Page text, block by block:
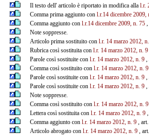
Il testo dell' articolo è riportato in modifica alla l.r.
Comma prima aggiunto con l.r.14 dicembre 2009,
Comma aggiunto con l.r.14 dicembre 2009, n. 75,
Note soppresse.
Articolo prima sostituito con l.r. 14 marzo 2012,
Rubrica così sostituita con l.r. 14 marzo 2012, n. 9
Parole così sostituite con l.r. 14 marzo 2012, n. 9,
Comma così sostituito con l.r. 14 marzo 2012, n. 9
Parole così sostituite con l.r. 14 marzo 2012, n. 9,
Parole così sostituite con l.r. 14 marzo 2012, n. 9,
Note soppresse.
Comma così sostituito con l.r. 14 marzo 2012, n. 9
Lettera così sostituita con l.r. 14 marzo 2012, n. 9,
Comma aggiunto con l.r. 14 marzo 2012, n. 9, art.
Articolo abrogato con l.r. 14 marzo 2012, n. 9,